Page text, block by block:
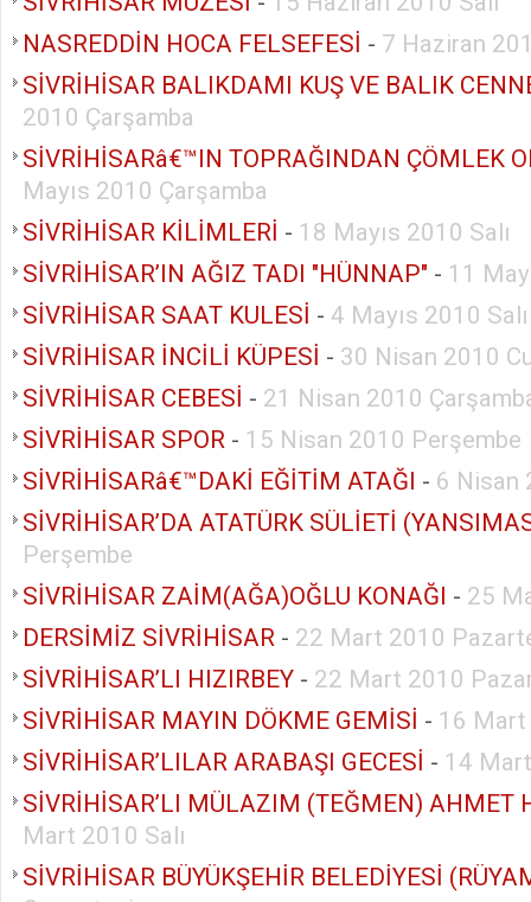
NASREDDİN HOCA FELSEFESİ - 7 Haziran
SİVRİHİSAR BALIKDAMI KUŞ VE BALIK
2010 Çarşamba
SİVRİHİSARâ€™IN TOPRAĞINDAN ÇÖMLEK
Mayıs 2010 Çarşamba
SİVRİHİSAR KİLİMLERİ - 18 Mayıs 2010 Salı
SİVRİHİSAR’IN AĞIZ TADI "HÜNNAP" - 11
SİVRİHİSAR SAAT KULESİ - 4 Mayıs 2010 Salı
SİVRİHİSAR İNCİLİ KÜPESİ - 30 Nisan 2010
SİVRİHİSAR CEBESİ - 21 Nisan 2010
SİVRİHİSAR SPOR - 15 Nisan 2010 Perşembe
SİVRİHİSARâ€™DAKİ EĞİTİM ATAĞI - 6 Nisan
Perşembe
SİVRİHİSAR ZAİM(AĞA)OĞLU KONAĞI - 25
DERSİMİZ SİVRİHİSAR - 22 Mart 2010
SİVRİHİSAR’LI HIZIRBEY - 22 Mart 2010
SİVRİHİSAR MAYIN DÖKME GEMİSİ - 16 Mart
SİVRİHİSAR’LILAR ARABAŞI GECESİ - 14
SİVRİHİSAR’LI MÜLAZIM (TEĞMEN) AHMET
Mart 2010 Salı
SİVRİHİSAR BÜYÜKŞEHİR BELEDİYESİ